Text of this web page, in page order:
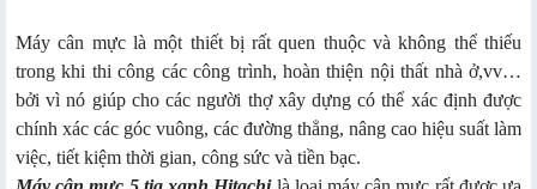
Máy cân mực là một thiết bị rất quen thuộc và không thể thiếu
trong khi thi công các công trình, hoàn thiện nội thất nhà ở,vv…
bởi vì nó giúp cho các người thợ xây dựng có thể xác định được
chính xác các góc vuông, các đường thẳng, nâng cao hiệu suất làm
việc, tiết kiệm thời gian, công sức và tiền bạc.